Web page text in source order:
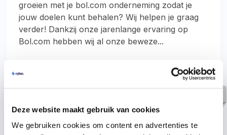
Deze website maakt gebruik van cookies
We gebruiken cookies om content en advertenties te
groeien met je bol.com onderneming zodat je
jouw doelen kunt behalen? Wij helpen je graag
verder! Dankzij onze jarenlange ervaring op
Bol.com hebben wij al onze beweze...
Future Fulfilment
0 reviews